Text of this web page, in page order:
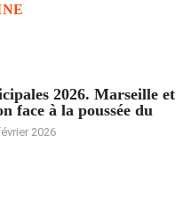
2026. Marseille et
face à la poussée du
2026